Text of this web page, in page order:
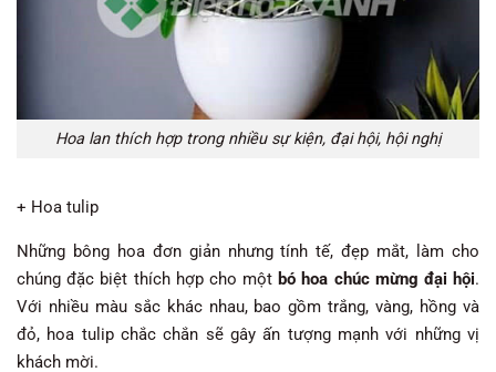
Hoa lan thích hợp trong nhiều sự kiện, đại hội, hội nghị
+ Hoa tulip
Những bông hoa đơn giản nhưng tính tế, đẹp mắt, làm cho
chúng đặc biệt thích hợp cho một bó hoa chúc mừng đại hội.
Với nhiều màu sắc khác nhau, bao gồm trắng, vàng, hồng và
đỏ, hoa tulip chắc chắn sẽ gây ấn tượng mạnh với những vị
khách mời.